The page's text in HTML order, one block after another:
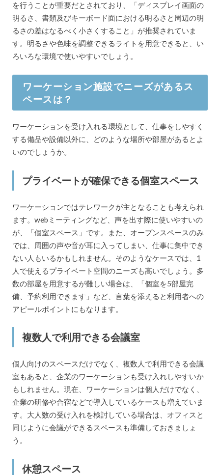
を行うことが重要だとされており、「ディスプレイ画面の
明るさ、書類及びキーボード面における明るさと周辺の明
るさの差はなるべく小さくすること」が推奨されていま
す。明るさや色味を調整できるライトを用意できると、い
ろいろな環境で使いやすいでしょう。
ワーケーション施設でニーズがあるス
ペースは？
ワーケーションを受け入れる環境として、仕事をしやすく
する備品や設備以外に、どのような場所や部屋があるとよ
いのでしょうか。
プライベートが確保できる個室スペース
ワーケーションではテレワークが主となることも考えられ
ます。webミーティングなど、声を出す際に使いやすいの
が、「個室スペース」です。また、オープンスペースのみ
では、周囲の声や音が耳に入ってしまい、仕事に集中でき
ない人もいるかもしれません。そのようなケースでは、1
人で使えるプライベート空間のニーズも高いでしょう。多
数の部屋を用意するが難しい場合は、「個室を5部屋完
備、予約利用できます」など、言葉を添えると利用者への
アピールポイントにもなります。
複数人で利用できる会議室
個人向けのスペースだけでなく、複数人で利用できる会議
室もあると、企業のワーケーションも受け入れしやすいか
もしれません。現在、ワーケーションは個人だけでなく、
企業の研修や合宿などで導入しているケースも増えていま
す。大人数の受け入れを検討している場合は、オフィスと
同じように会議ができるスペースも準備しておきましょ
う。
休憩スペース